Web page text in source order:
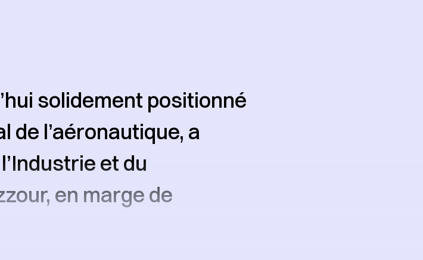
solidement positionné
de l’aéronautique, a
et du
en marge de